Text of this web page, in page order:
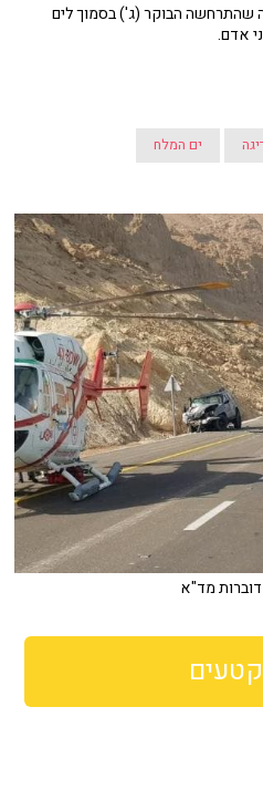
שהתרחשה הבוקר (ג') בסמוך לים
אדם.
ים המלח
מד"א